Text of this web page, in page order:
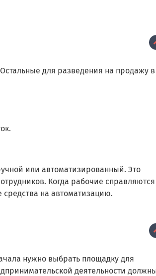
для разведения на продажу в
или автоматизированный. Это
Когда рабочие справляются
на автоматизацию.
нужно выбрать площадку для
деятельности